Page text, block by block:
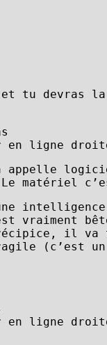
et tu devras
en ligne
appelle
matériel
une
vraiment
il va
(c’est un
en ligne